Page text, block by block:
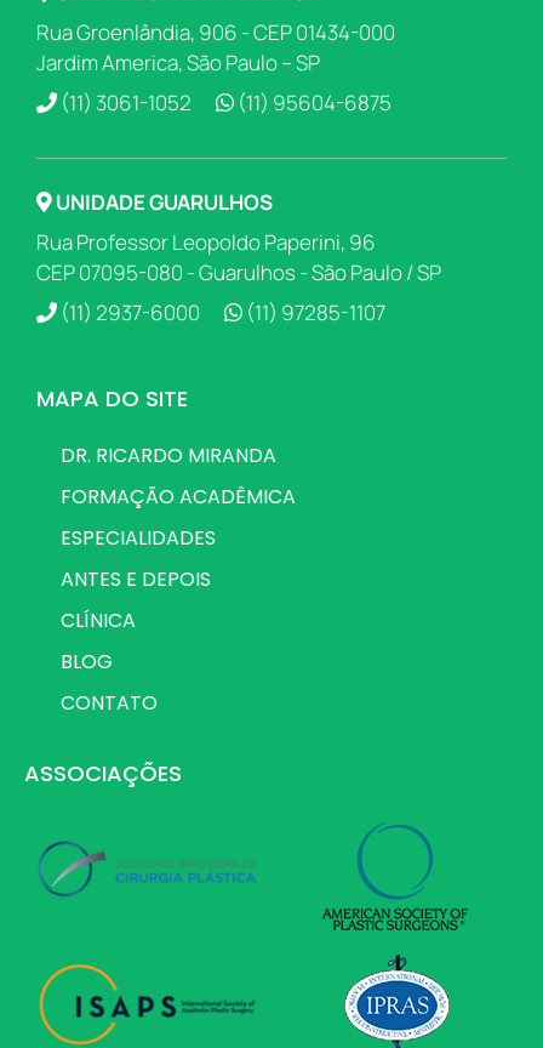
Rua Groenlândia, 906 - CEP 01434-000
Jardim America, São Paulo – SP
(11) 3061-1052
(11) 95604-6875
UNIDADE GUARULHOS
Rua Professor Leopoldo Paperini, 96
CEP 07095-080 - Guarulhos - São Paulo / SP
(11) 2937-6000
(11) 97285-1107
MAPA DO SITE
DR. RICARDO MIRANDA
FORMAÇÃO ACADÊMICA
ESPECIALIDADES
ANTES E DEPOIS
CLÍNICA
BLOG
CONTATO
ASSOCIAÇÕES